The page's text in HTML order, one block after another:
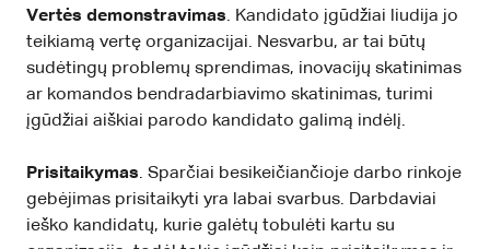
Vertės demonstravimas. Kandidato įgūdžiai liudija jo
teikiamą vertę organizacijai. Nesvarbu, ar tai būtų
sudėtingų problemų sprendimas, inovacijų skatinimas
ar komandos bendradarbiavimo skatinimas, turimi
įgūdžiai aiškiai parodo kandidato galimą indėlį.
Prisitaikymas. Sparčiai besikeičiančioje darbo rinkoje
gebėjimas prisitaikyti yra labai svarbus. Darbdaviai
ieško kandidatų, kurie galėtų tobulėti kartu su